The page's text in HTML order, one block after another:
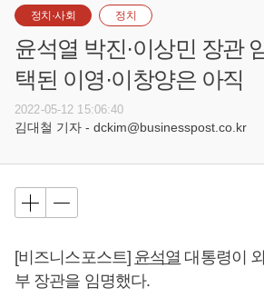
정치·사회 정치
윤석열 박진·이상민 장관
택된 이영·이창양은 아직
2022-05-12 15:06:40
김대철 기자 - dckim@businesspost.co.kr
[비즈니스포스트] 윤석열 대통령이
부 장관을 임명했다.